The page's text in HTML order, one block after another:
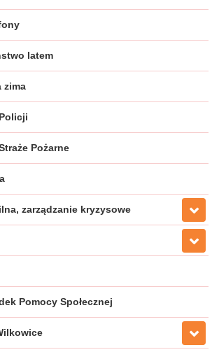
latem
zima
Pożarne
zarządzanie kryzysowe
Pomocy Społecznej